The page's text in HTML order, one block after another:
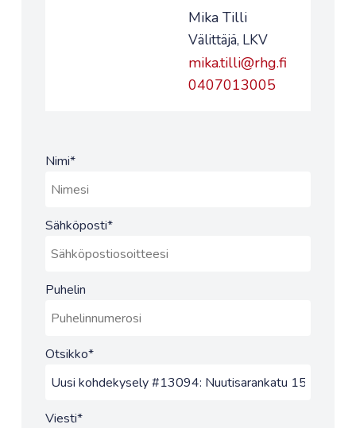
Mika Tilli
Välittäjä, LKV
mika.tilli@rhg.fi
0407013005
Nimi*
Sähköposti*
Puhelin
Otsikko*
Viesti*